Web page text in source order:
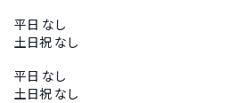
平日 なし
土日祝 なし
平日 なし
土日祝 なし